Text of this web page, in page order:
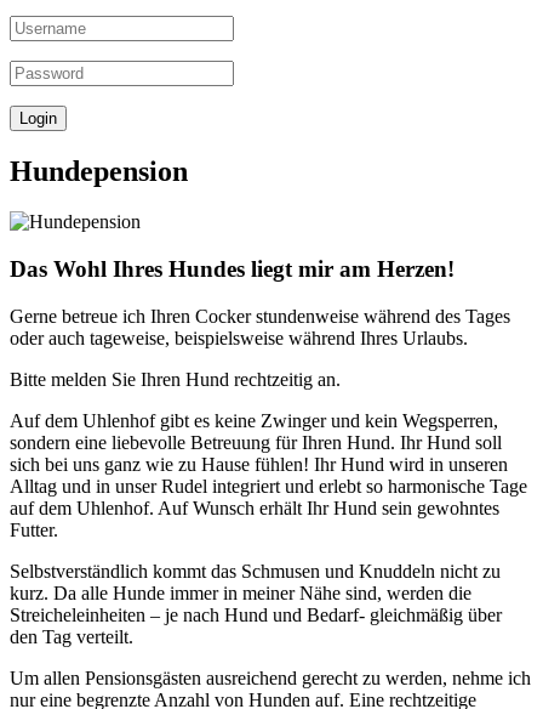
Hundepension
Das Wohl Ihres Hundes liegt mir am Herzen!
Gerne betreue ich Ihren Cocker stundenweise während des Tages
oder auch tageweise, beispielsweise während Ihres Urlaubs.
Bitte melden Sie Ihren Hund rechtzeitig an.
Auf dem Uhlenhof gibt es keine Zwinger und kein Wegsperren,
sondern eine liebevolle Betreuung für Ihren Hund. Ihr Hund soll
sich bei uns ganz wie zu Hause fühlen! Ihr Hund wird in unseren
Alltag und in unser Rudel integriert und erlebt so harmonische Tage
auf dem Uhlenhof. Auf Wunsch erhält Ihr Hund sein gewohntes
Futter.
Selbstverständlich kommt das Schmusen und Knuddeln nicht zu
kurz. Da alle Hunde immer in meiner Nähe sind, werden die
Streicheleinheiten – je nach Hund und Bedarf- gleichmäßig über
den Tag verteilt.
Um allen Pensionsgästen ausreichend gerecht zu werden, nehme ich
nur eine begrenzte Anzahl von Hunden auf. Eine rechtzeitige